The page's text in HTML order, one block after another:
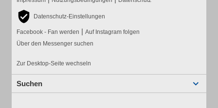
Datenschutz-Einstellungen
Facebook - Fan werden | Auf Instagram folgen
Über den Messenger suchen
Zur Desktop-Seite wechseln
Suchen